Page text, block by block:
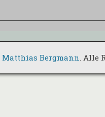
Matthias Bergmann. Alle